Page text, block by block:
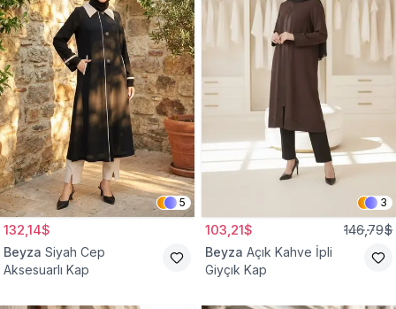
5
132,14$
Beyza Siyah Cep
Aksesuarlı Kap
3
103,21$ 146,79$
Beyza Açık Kahve İpli
Giyçık Kap